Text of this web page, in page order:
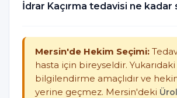
İdrar Kaçırma tedavisi ne kadar
Mersin'de Hekim Seçimi:
hasta için bireyseldir.
bilgilendirme amaçlıdır ve
yerine geçmez. Mersin'deki